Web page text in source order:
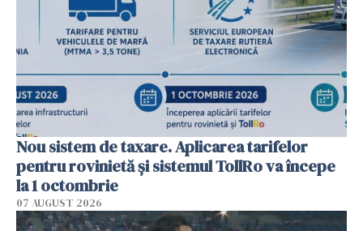
Nou sistem de taxare. Aplicarea tarifelor
pentru rovinietă şi sistemul TollRo va începe
la 1 octombrie
07 AUGUST 2026